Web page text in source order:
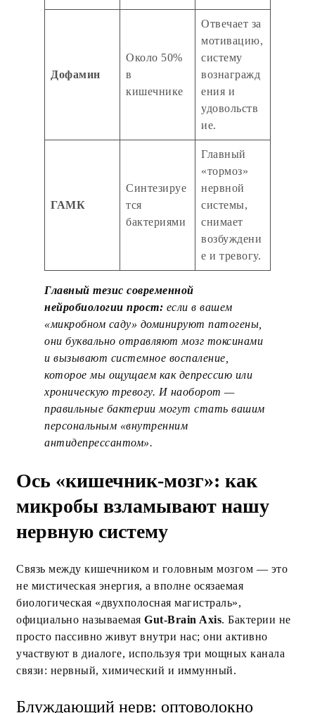
Дофамин
Около 50%
в
кишечнике
Отвечает за
мотивацию,
систему
вознагражд
ения и
удовольств
ие.
ГАМК
Синтезируе
тся
бактериями
Главный
«тормоз»
нервной
системы,
снимает
возбуждени
е и тревогу.
Главный тезис современной
нейробиологии прост: если в вашем
«микробном саду» доминируют патогены,
они буквально отравляют мозг токсинами
и вызывают системное воспаление,
которое мы ощущаем как депрессию или
хроническую тревогу. И наоборот —
правильные бактерии могут стать вашим
персональным «внутренним
антидепрессантом».
Ось «кишечник-мозг»: как
микробы взламывают нашу
нервную систему
Связь между кишечником и головным мозгом — это
не мистическая энергия, а вполне осязаемая
биологическая «двухполосная магистраль»,
официально называемая Gut-Brain Axis. Бактерии не
просто пассивно живут внутри нас; они активно
участвуют в диалоге, используя три мощных канала
связи: нервный, химический и иммунный.
Блуждающий нерв: оптоволокно